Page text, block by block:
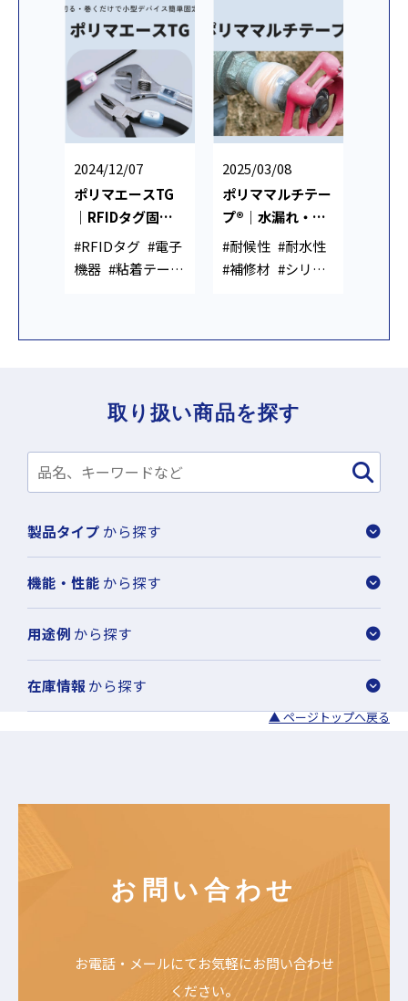
取り扱い商品を探す
製品タイプ から探す
機能・性能 から探す
用途例 から探す
在庫情報 から探す
2024/12/07
ポリマエースTG
｜RFIDタグ固定
｜工具・配管に後
付けできる接着シ
#RFIDタグ #電子
機器 #粘着テー
2025/03/08
ポリママルチテー
プ®｜水漏れ・配
管補修用 シリコー
ン補修テープ
#耐候性 #耐水性
#補修材 #シリコ
▲ ページトップへ戻る
お問い合わせ
お電話・メールにてお気軽にお問い合わせ
ください。